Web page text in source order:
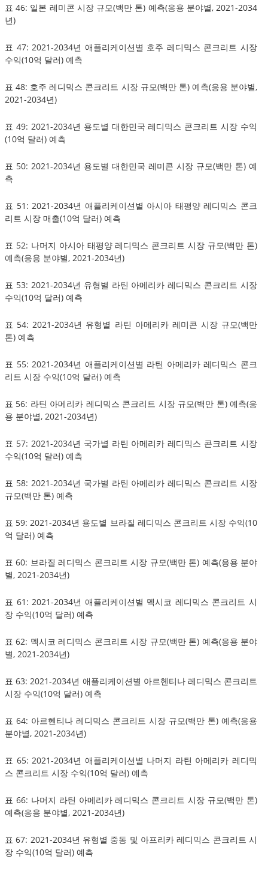
표 46: 일본 레미콘 시장 규모(백만 톤) 예측(응용 분야별, 2021-2034
년)
표 47: 2021-2034년 애플리케이션별 호주 레디믹스 콘크리트 시장
수익(10억 달러) 예측
표 48: 호주 레디믹스 콘크리트 시장 규모(백만 톤) 예측(응용 분야별,
2021-2034년)
표 49: 2021-2034년 용도별 대한민국 레디믹스 콘크리트 시장 수익
(10억 달러) 예측
표 50: 2021-2034년 용도별 대한민국 레미콘 시장 규모(백만 톤) 예
측
표 51: 2021-2034년 애플리케이션별 아시아 태평양 레디믹스 콘크
리트 시장 매출(10억 달러) 예측
표 52: 나머지 아시아 태평양 레디믹스 콘크리트 시장 규모(백만 톤)
예측(응용 분야별, 2021-2034년)
표 53: 2021-2034년 유형별 라틴 아메리카 레디믹스 콘크리트 시장
수익(10억 달러) 예측
표 54: 2021-2034년 유형별 라틴 아메리카 레미콘 시장 규모(백만
톤) 예측
표 55: 2021-2034년 애플리케이션별 라틴 아메리카 레디믹스 콘크
리트 시장 수익(10억 달러) 예측
표 56: 라틴 아메리카 레디믹스 콘크리트 시장 규모(백만 톤) 예측(응
용 분야별, 2021-2034년)
표 57: 2021-2034년 국가별 라틴 아메리카 레디믹스 콘크리트 시장
수익(10억 달러) 예측
표 58: 2021-2034년 국가별 라틴 아메리카 레디믹스 콘크리트 시장
규모(백만 톤) 예측
표 59: 2021-2034년 용도별 브라질 레디믹스 콘크리트 시장 수익(10
억 달러) 예측
표 60: 브라질 레디믹스 콘크리트 시장 규모(백만 톤) 예측(응용 분야
별, 2021-2034년)
표 61: 2021-2034년 애플리케이션별 멕시코 레디믹스 콘크리트 시
장 수익(10억 달러) 예측
표 62: 멕시코 레디믹스 콘크리트 시장 규모(백만 톤) 예측(응용 분야
별, 2021-2034년)
표 63: 2021-2034년 애플리케이션별 아르헨티나 레디믹스 콘크리트
시장 수익(10억 달러) 예측
표 64: 아르헨티나 레디믹스 콘크리트 시장 규모(백만 톤) 예측(응용
분야별, 2021-2034년)
표 65: 2021-2034년 애플리케이션별 나머지 라틴 아메리카 레디믹
스 콘크리트 시장 수익(10억 달러) 예측
표 66: 나머지 라틴 아메리카 레디믹스 콘크리트 시장 규모(백만 톤)
예측(응용 분야별, 2021-2034년)
표 67: 2021-2034년 유형별 중동 및 아프리카 레디믹스 콘크리트 시
장 수익(10억 달러) 예측